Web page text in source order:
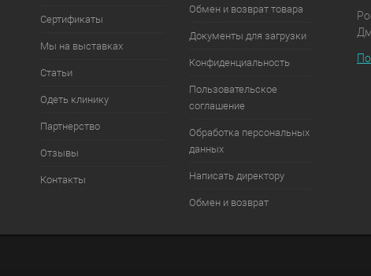
Сертификаты
Мы на выставках
Статьи
Одеть клинику
Партнерство
Отзывы
Контакты
Обмен и возврат товара
Документы для загрузки
Конфиденциальность
Пользовательское
соглашение
Обработка персональных
данных
Написать директору
Обмен и возврат